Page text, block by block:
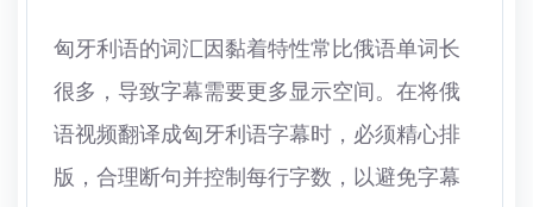
匈牙利语的词汇因黏着特性常比俄语单词长
很多，导致字幕需要更多显示空间。在将俄
语视频翻译成匈牙利语字幕时，必须精心排
版，合理断句并控制每行字数，以避免字幕